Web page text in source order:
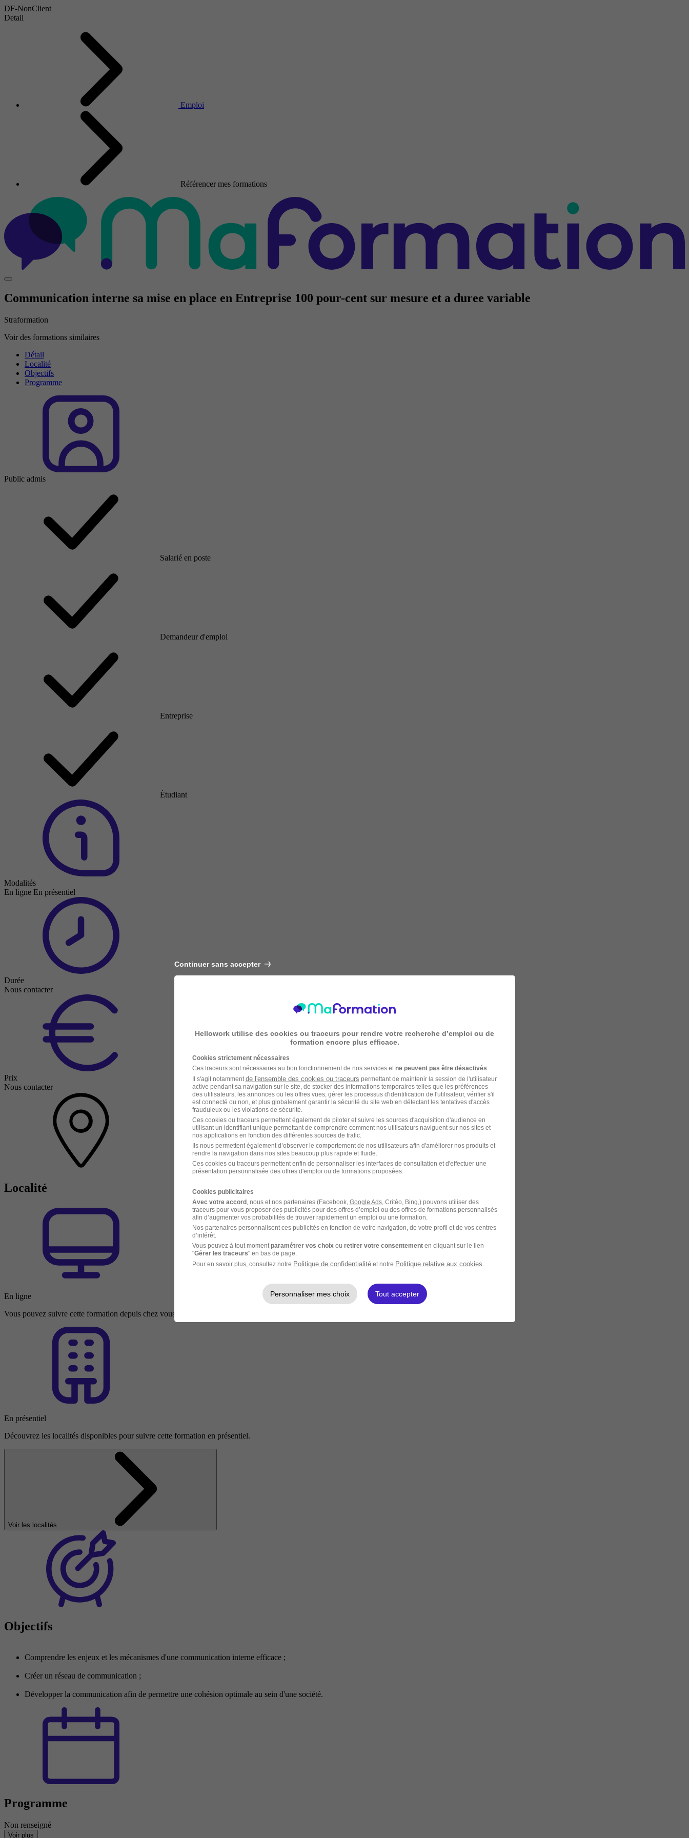
DF-NonClient
Detail
Emploi
Référencer mes formations
Communication interne sa mise en place en Entreprise 100 pour-cent sur mesure et a duree variable
Straformation
Voir des formations similaires
Détail
Localité
Objectifs
Programme
Public admis
Salarié en poste
Demandeur d'emploi
Entreprise
Étudiant
Modalités
En ligne En présentiel
Durée
Nous contacter
Prix
Nous contacter
Localité
En ligne
Vous pouvez suivre cette formation depuis chez vous ou depuis n’importe quel endroit à distance.
En présentiel
Découvrez les localités disponibles pour suivre cette formation en présentiel.
Voir les localités
Objectifs
Comprendre les enjeux et les mécanismes d'une communication interne efficace ;
Créer un réseau de communication ;
Développer la communication afin de permettre une cohésion optimale au sein d'une société.
Programme
Non renseigné
Voir plus
Continuer sans accepter
Hellowork utilise des cookies ou traceurs pour rendre votre recherche d’emploi ou de
formation encore plus efficace.
Cookies strictement nécessaires
Ces traceurs sont nécessaires au bon fonctionnement de nos services et ne peuvent pas être désactivés
Il s'agit notamment de l'ensemble des cookies ou traceurs permettant de maintenir la session de l'utilisateur
active pendant sa navigation sur le site, de stocker des informations temporaires telles que les préférences
des utilisateurs, les annonces ou les offres vues, gérer les processus d'identification de l'utilisateur, vérifier s'il
est connecté ou non, et plus globalement garantir la sécurité du site web en détectant les tentatives d'accès
frauduleux ou les violations de sécurité.
Ces cookies ou traceurs permettent également de piloter et suivre les sources d'acquisition d'audience en
utilisant un identifiant unique permettant de comprendre comment nos utilisateurs naviguent sur nos sites et
nos applications en fonction des différentes sources de trafic.
Ils nous permettent également d’observer le comportement de nos utilisateurs afin d'améliorer nos produits et
rendre la navigation dans nos sites beaucoup plus rapide et fluide.
Ces cookies ou traceurs permettent enfin de personnaliser les interfaces de consultation et d'effectuer une
présentation personnalisée des offres d'emploi ou de formations proposées.
Cookies publicitaires
Avec votre accord, nous et nos partenaires (Facebook, Google Ads, Critéo, Bing,) pouvons utiliser des
traceurs pour vous proposer des publicités pour des offres d’emploi ou des offres de formations personnalisés
afin d’augmenter vos probabilités de trouver rapidement un emploi ou une formation.
Nos partenaires personnalisent ces publicités en fonction de votre navigation, de votre profil et de vos centres
d’intérêt.
Vous pouvez à tout moment paramétrer vos choix ou retirer votre consentementen cliquant sur le lien
"Gérer les traceurs" en bas de page.
Pour en savoir plus, consultez notre Politique de confidentialitéet notre Politique relative aux cookies
Personnaliser mes choix Tout accepter